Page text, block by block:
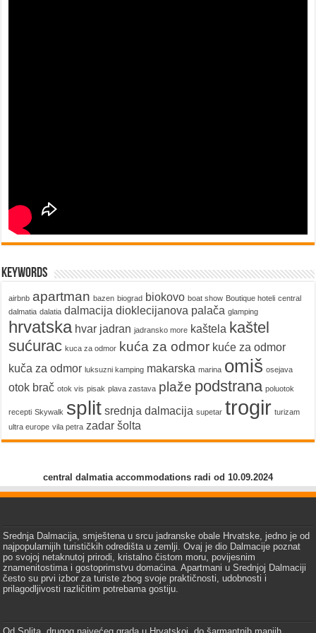
keywords
airbnb apartman bazen biograd biokovo boat show Boutique hoteli central
dalmatia dalatia dalmacija dioklecijanova palača glamping
hrvatska hvar jadran jadransko more kaštela kaštel
sućurac kuca za odmor kuća za odmor kuće za odmor
kuča za odmor luksuzni kamping makarska marina omiš osejava
otok brač otok vis pisak plava zastava plaže podstrana poluotok
recepti Skywalk split srednja dalmacija supetar trogir turizam
ultra europe vila petra zadar šolta
central dalmatia accommodations radi od 10.09.2024
Srednja Dalmacija, smještena u srcu jadranske obale Hrvatske, jedno je od
najpopularnijih turističkih odredišta u zemlji. Ovaj je dio Dalmacije poznat
po svojoj netaknutoj prirodi, kristalno čistom moru, povijesnim
znamenitostima i gostoprimstvu domaćina. Apartmani u Srednjoj Dalmaciji
često su prvi izbor za turiste zbog svoje praktičnosti, udobnosti i
prilagodljivosti različitim potrebama gostiju.